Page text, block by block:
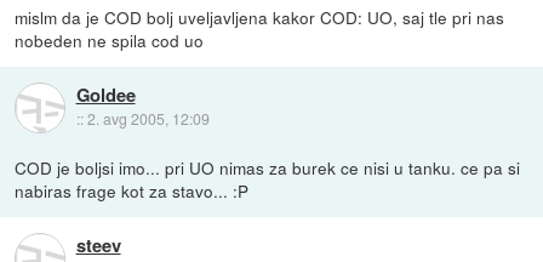
mislm da je COD bolj uveljavljena kakor COD: UO, saj tle pri nas
nobeden ne spila cod uo
Goldee
::2. avg 2005, 12:09
COD je boljsi imo... pri UO nimas za burek ce nisi u tanku. ce pa si
nabiras frage kot za stavo... :P
steev